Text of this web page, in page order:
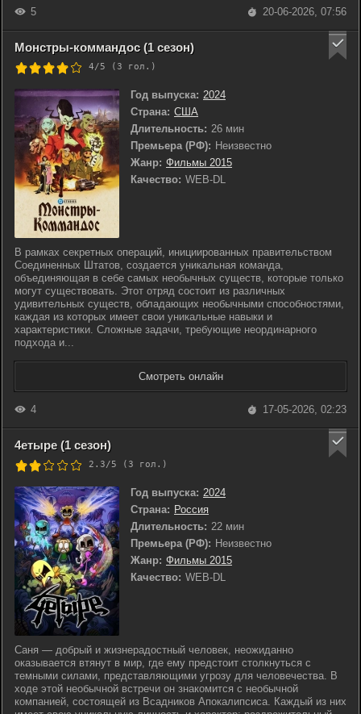
5 20-06-2026, 07:56
Монстры-коммандос (1 сезон)
4/5 (3 гол.)
Год выпуска: 2024
Страна: США
Длительность: 26 мин
Премьера (РФ): Неизвестно
Жанр: Фильмы 2015
Качество: WEB-DL
В рамках секретных операций, инициированных правительством
Соединенных Штатов, создается уникальная команда,
объединяющая в себе самых необычных существ, которые только
могут существовать. Этот отряд состоит из различных
удивительных существ, обладающих необычными способностями,
каждая из которых имеет свои уникальные навыки и
характеристики. Сложные задачи, требующие неординарного
подхода и...
Смотреть онлайн
4 17-05-2026, 02:23
4етыре (1 сезон)
2.3/5 (3 гол.)
Год выпуска: 2024
Страна: Россия
Длительность: 22 мин
Премьера (РФ): Неизвестно
Жанр: Фильмы 2015
Качество: WEB-DL
Саня — добрый и жизнерадостный человек, неожиданно
оказывается втянут в мир, где ему предстоит столкнуться с
темными силами, представляющими угрозу для человечества. В
ходе этой необычной встречи он знакомится с необычной
компанией, состоящей из Всадников Апокалипсиса. Каждый из них